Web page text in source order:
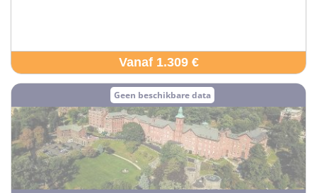
Vanaf 1.309 €
Geen beschikbare data